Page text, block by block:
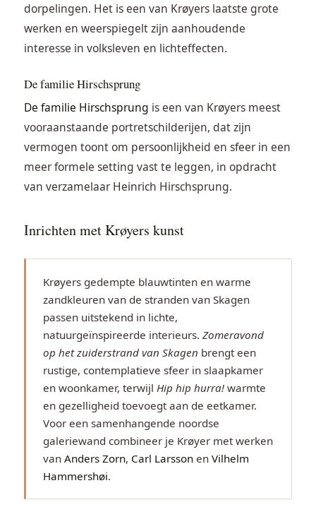
dorpelingen. Het is een van Krøyers laatste grote
werken en weerspiegelt zijn aanhoudende
interesse in volksleven en lichteffecten.
De familie Hirschsprung
De familie Hirschsprung is een van Krøyers meest
vooraanstaande portretschilderijen, dat zijn
vermogen toont om persoonlijkheid en sfeer in een
meer formele setting vast te leggen, in opdracht
van verzamelaar Heinrich Hirschsprung.
Inrichten met Krøyers kunst
Krøyers gedempte blauwtinten en warme
zandkleuren van de stranden van Skagen
passen uitstekend in lichte,
natuurgeïnspireerde interieurs.Zomeravond
op het zuiderstrand van Skagen brengt een
rustige, contemplatieve sfeer in slaapkamer
en woonkamer, terwijl Hip hip hurra! warmte
en gezelligheid toevoegt aan de eetkamer.
Voor een samenhangende noordse
galeriewand combineer je Krøyer met werken
vanAnders Zorn, Carl Larsson enVilhelm
Hammershøi.